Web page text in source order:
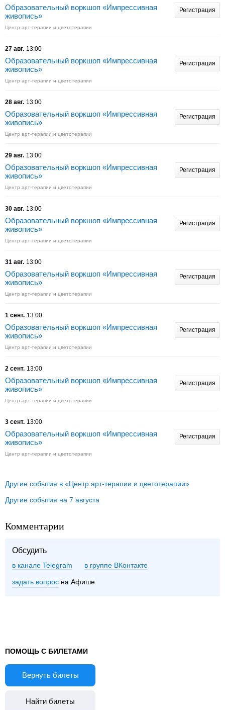
Образовательный воркшоп «Импрессивная
живопись»
Центр арт-терапии и цветотерапии
Регистрация
27 авг. 13:00
Образовательный воркшоп «Импрессивная
живопись»
Центр арт-терапии и цветотерапии
Регистрация
28 авг. 13:00
Образовательный воркшоп «Импрессивная
живопись»
Центр арт-терапии и цветотерапии
Регистрация
29 авг. 13:00
Образовательный воркшоп «Импрессивная
живопись»
Центр арт-терапии и цветотерапии
Регистрация
30 авг. 13:00
Образовательный воркшоп «Импрессивная
живопись»
Центр арт-терапии и цветотерапии
Регистрация
31 авг. 13:00
Образовательный воркшоп «Импрессивная
живопись»
Центр арт-терапии и цветотерапии
Регистрация
1 сент. 13:00
Образовательный воркшоп «Импрессивная
живопись»
Центр арт-терапии и цветотерапии
Регистрация
2 сент. 13:00
Образовательный воркшоп «Импрессивная
живопись»
Центр арт-терапии и цветотерапии
Регистрация
3 сент. 13:00
Образовательный воркшоп «Импрессивная
живопись»
Центр арт-терапии и цветотерапии
Регистрация
Другие события в «Центр арт-терапии и цветотерапии»
Другие события на 7 августа
Комментарии
Обсудить
в канале Telegram группе ВКонтакте
задать вопрос на Афише
ПОМОЩЬ С БИЛЕТАМИ
Вернуть билеты
Найти билеты